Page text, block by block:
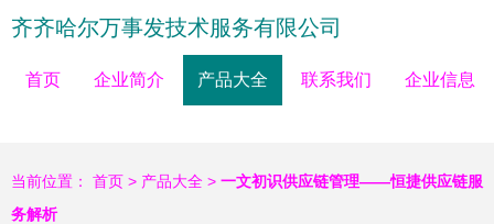
齐齐哈尔万事发技术服务有限公司
首页 企业简介 产品大全 联系我们 企业信息
当前位置： 首页 > 产品大全 > 一文初识供应链管理——恒捷供应链服
务解析